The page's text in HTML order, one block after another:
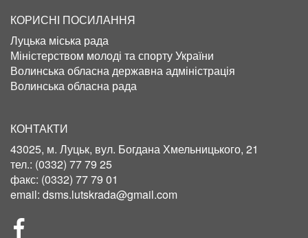
КОРИСНІ ПОСИЛАННЯ
Луцька міська рада
Міністерством молоді та спорту України
Волинська обласна державна адміністрація
Волинська обласна рада
КОНТАКТИ
43025, м. Луцьк, вул. Богдана Хмельницького, 21
тел.: (0332) 77 79 25
факс: (0332) 77 79 01
email: dsms.lutskrada@gmail.com
СОЦІЛЬНІ